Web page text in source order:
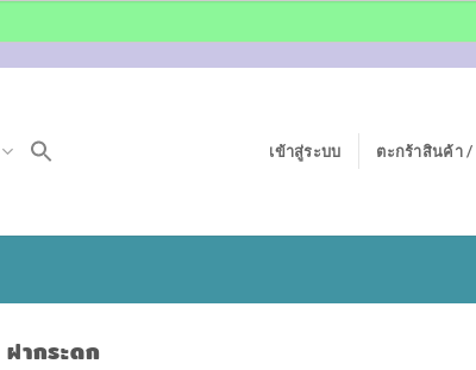
เข้าสู่ระบบ ตะกร้าสินค้า /
ฝากระดก